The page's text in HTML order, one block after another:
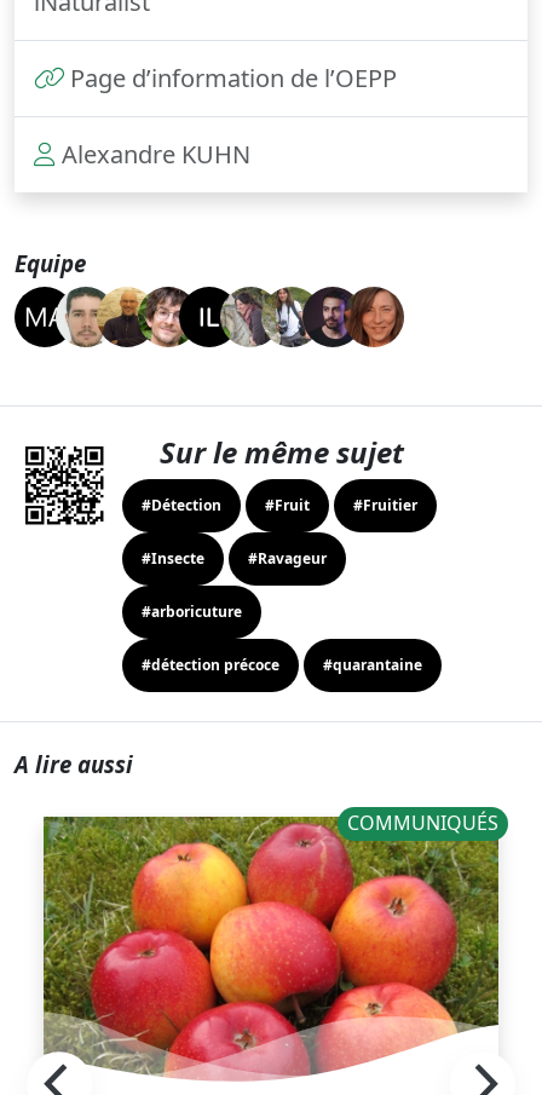
Page d’information de l’OEPP
Alexandre KUHN
Equipe
Sur le même sujet
#Détection #Fruit #Fruitier
#Insecte #Ravageur
#arboricuture
#détection précoce #quarantaine
A lire aussi
COMMUNIQUÉS